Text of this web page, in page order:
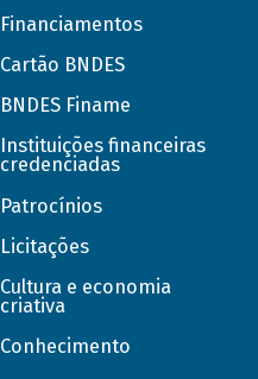
Financiamentos
Cartão BNDES
BNDES Finame
Instituições financeiras
credenciadas
Patrocínios
Licitações
Cultura e economia
criativa
Conhecimento